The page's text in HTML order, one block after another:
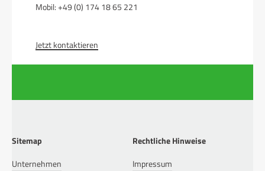
Mobil: +49 (0) 174 18 65 221
Jetzt kontaktieren
Sitemap
Unternehmen
Rechtliche Hinweise
Impressum